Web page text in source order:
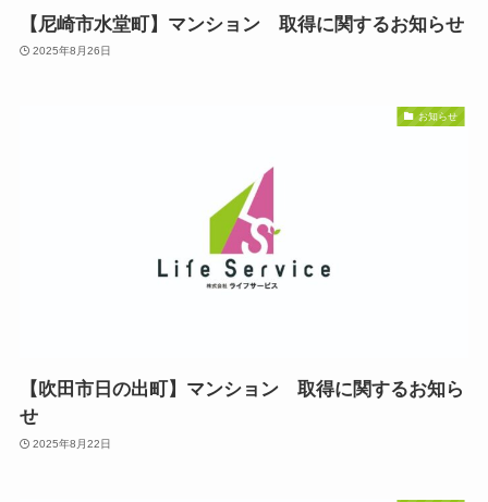
【尼崎市水堂町】マンション 取得に関するお知らせ
2025年8月26日
お知らせ
【吹田市日の出町】マンション 取得に関するお知ら
せ
2025年8月22日